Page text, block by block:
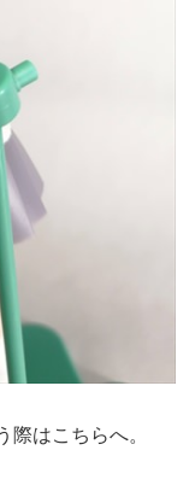
はこちらへ。